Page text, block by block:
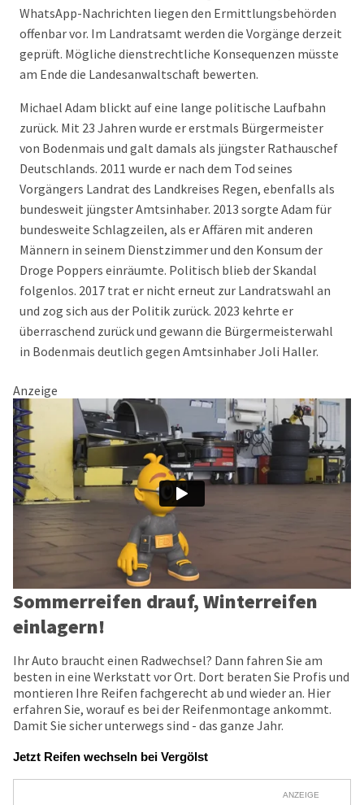
WhatsApp-Nachrichten liegen den Ermittlungsbehörden
offenbar vor. Im Landratsamt werden die Vorgänge derzeit
geprüft. Mögliche dienstrechtliche Konsequenzen müsste
am Ende die Landesanwaltschaft bewerten.
Michael Adam blickt auf eine lange politische Laufbahn
zurück. Mit 23 Jahren wurde er erstmals Bürgermeister
von Bodenmais und galt damals als jüngster Rathauschef
Deutschlands. 2011 wurde er nach dem Tod seines
Vorgängers Landrat des Landkreises Regen, ebenfalls als
bundesweit jüngster Amtsinhaber. 2013 sorgte Adam für
bundesweite Schlagzeilen, als er Affären mit anderen
Männern in seinem Dienstzimmer und den Konsum der
Droge Poppers einräumte. Politisch blieb der Skandal
folgenlos. 2017 trat er nicht erneut zur Landratswahl an
und zog sich aus der Politik zurück. 2023 kehrte er
überraschend zurück und gewann die Bürgermeisterwahl
in Bodenmais deutlich gegen Amtsinhaber Joli Haller.
Anzeige
Sommerreifen drauf, Winterreifen
einlagern!
Ihr Auto braucht einen Radwechsel? Dann fahren Sie am
besten in eine Werkstatt vor Ort. Dort beraten Sie Profis und
montieren Ihre Reifen fachgerecht ab und wieder an. Hier
erfahren Sie, worauf es bei der Reifenmontage ankommt.
Damit Sie sicher unterwegs sind - das ganze Jahr.
Jetzt Reifen wechseln bei Vergölst
ANZEIGE